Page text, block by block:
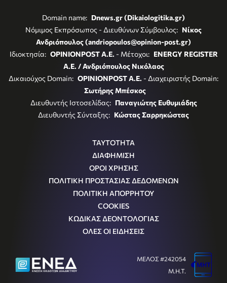
Domain name: Dnews.gr (Dikaiologitika.gr)
Νόμιμος Εκπρόσωπος - Διευθύνων Σύμβουλος: Νίκος
Ανδριόπουλος (andriopoulos@opinion-post.gr)
Ιδιοκτησία: OPINIONPOST A.E. - Μέτοχοι: ENERGY REGISTER
Α.Ε. / Ανδριόπουλος Νικόλαος
Δικαιούχος Domain: OPINIONPOST A.E. - Διαχειριστής Domain:
Σωτήρης Μπέσκος
Διευθυντής Ιστοσελίδας: Παναγιώτης Ευθυμιάδης
Διευθυντής Σύνταξης: Κώστας Σαρρηκώστας
ΤΑΥΤΟΤΗΤΑ
ΔΙΑΦΗΜΙΣΗ
ΟΡΟΙ ΧΡΗΣΗΣ
ΠΟΛΙΤΙΚΗ ΠΡΟΣΤΑΣΙΑΣ ΔΕΔΟΜΕΝΩΝ
ΠΟΛΙΤΙΚΗ ΑΠΟΡΡΗΤΟΥ
COOKIES
ΚΩΔΙΚΑΣ ΔΕΟΝΤΟΛΟΓΙΑΣ
ΟΛΕΣ ΟΙ ΕΙΔΗΣΕΙΣ
ΜΕΛΟΣ #242054
Μ.Η.Τ.